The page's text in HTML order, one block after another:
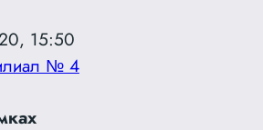
15:50
№ 4